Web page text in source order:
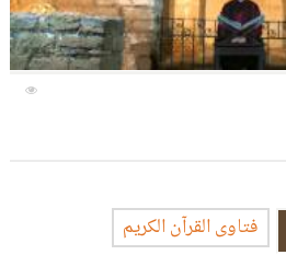
فتاوى القرآن الكريم